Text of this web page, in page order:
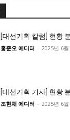
[대선기획 칼럼] 현황
홍준오 에디터 - 2025년 6월
[대선기획 기사] 현황
조현채 에디터 - 2025년 6월